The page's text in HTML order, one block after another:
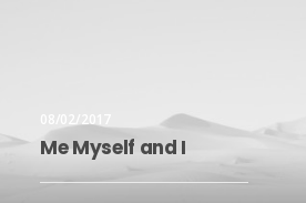
08/02/2017
Me Myself and I